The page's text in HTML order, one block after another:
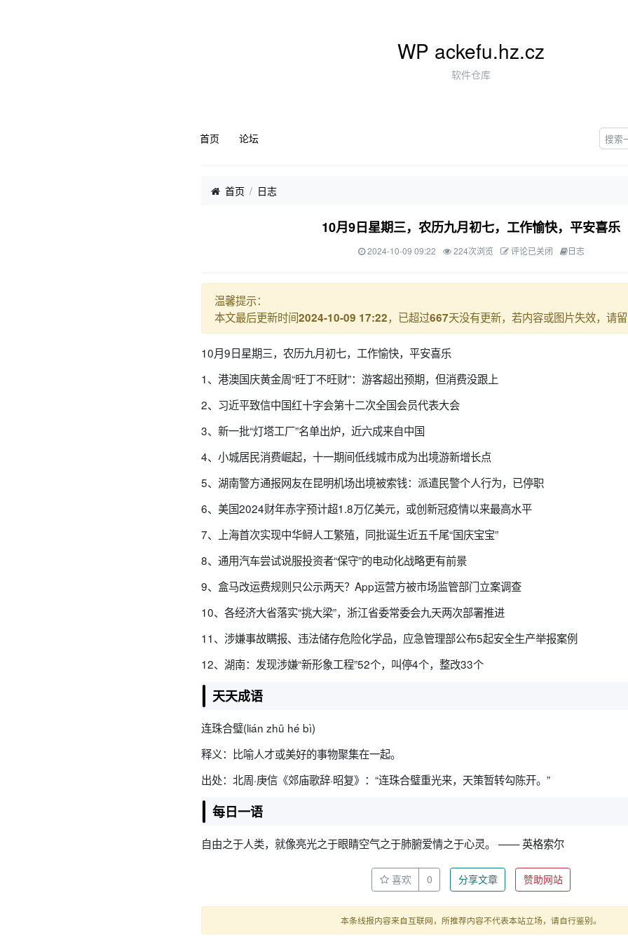
WP ackefu.hz.cz
软件仓库
首页 论坛
首页 日志
10月9日星期三，农历九月初七，工作愉快，平安喜乐
2024-10-09 09:22 224次浏览 评论已关闭 日志
温馨提示：
本文最后更新时间2024-10-09 17:22，已超过667天没有更新，若内容或图片失效，请
10月9日星期三，农历九月初七，工作愉快，平安喜乐
1、港澳国庆黄金周“旺丁不旺财”：游客超出预期，但消费没跟上
2、习近平致信中国红十字会第十二次全国会员代表大会
3、新一批“灯塔工厂”名单出炉，近六成来自中国
4、小城居民消费崛起，十一期间低线城市成为出境游新增长点
5、湖南警方通报网友在昆明机场出境被索钱：派遣民警个人行为，已停职
6、美国2024财年赤字预计超1.8万亿美元，或创新冠疫情以来最高水平
7、上海首次实现中华鲟人工繁殖，同批诞生近五千尾“国庆宝宝”
8、通用汽车尝试说服投资者“保守”的电动化战略更有前景
9、盒马改运费规则只公示两天？App运营方被市场监管部门立案调查
10、各经济大省落实“挑大梁”，浙江省委常委会九天两次部署推进
11、涉嫌事故瞒报、违法储存危险化学品，应急管理部公布5起安全生产举报案例
12、湖南：发现涉嫌“新形象工程”52个，叫停4个，整改33个
天天成语
连珠合璧(lián zhū hé bì)
释义：比喻人才或美好的事物聚集在一起。
出处：北周·庚信《郊庙歌辞·昭复》：“连珠合璧重光来，天策暂转勾陈开。”
每日一语
自由之于人类，就像亮光之于眼睛空气之于肺腑爱情之于心灵。 —— 英格索尔
喜欢 0 分享文章 赞助网站
本条线报内容来自互联网，所推荐内容不代表本站立场，请自行鉴别。